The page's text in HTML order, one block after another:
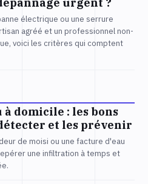
électrique ou une serrure
agréé et un professionnel non-
voici les critères qui comptent
domicile : les bons
et les prévenir
de moisi ou une facture d'eau
une infiltration à temps et